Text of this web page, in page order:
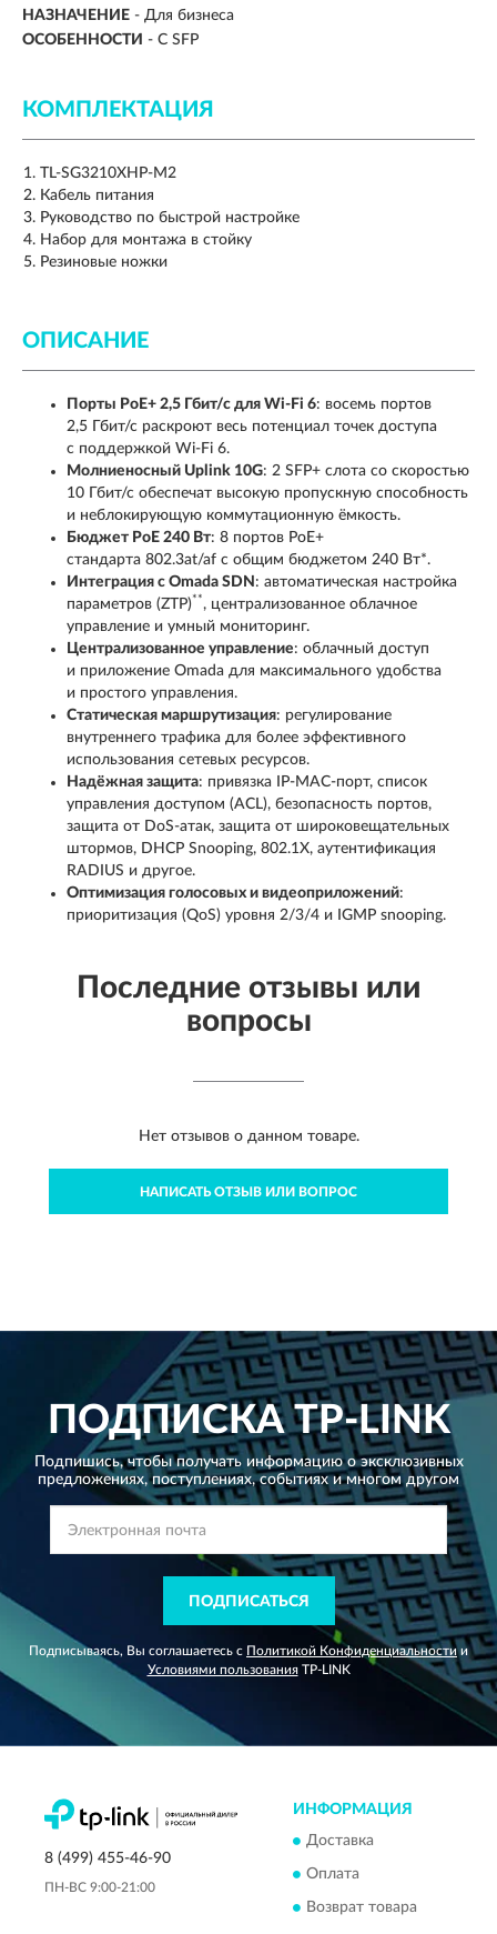
НАЗНАЧЕНИЕ - Для бизнеса
ОСОБЕННОСТИ - С SFP
КОМПЛЕКТАЦИЯ
TL-SG3210XHP-M2
Кабель питания
Руководство по быстрой настройке
Набор для монтажа в стойку
Резиновые ножки
ОПИСАНИЕ
Порты PoE+ 2,5 Гбит/с для Wi-Fi 6: восемь портов
2,5 Гбит/с раскроют весь потенциал точек доступа
с поддержкой Wi-Fi 6.
Молниеносный Uplink 10G: 2 SFP+ слота со скоростью
10 Гбит/с обеспечат высокую пропускную способность
и неблокирующую коммутационную ёмкость.
Бюджет PoE 240 Вт: 8 портов PoE+
стандарта 802.3at/af с общим бюджетом 240 Вт*.
Интеграция с Omada SDN : автоматическая настройка
параметров (ZTP)**, централизованное облачное
управление и умный мониторинг.
Централизованное управление: облачный доступ
и приложение Omada для максимального удобства
и простого управления.
Статическая маршрутизация: регулирование
внутреннего трафика для более эффективного
использования сетевых ресурсов.
Надёжная защита: привязка IP-MAC-порт, список
управления доступом (ACL), безопасность портов,
защита от DoS-атак, защита от широковещательных
штормов, DHCP Snooping, 802.1X, аутентификация
RADIUS и другое.
Оптимизация голосовых и видеоприложений:
приоритизация (QoS) уровня 2/3/4 и IGMP snooping.
Последние отзывы или
вопросы
Нет отзывов о данном товаре.
НАПИСАТЬ ОТЗЫВ ИЛИ ВОПРОС
ПОДПИСКАTP-LINK
Подпишись, чтобы получать информацию о эксклюзивных
предложениях,поступлениях, событиях и многом другом
ПОДПИСАТЬСЯ
Подписываясь, Вы соглашаетесь с Политикой Конфиденциальности и
Условиями пользованияTP-LINK
8 (499) 455-46-90
ПН-ВС 9:00-21:00
ИНФОРМАЦИЯ
Доставка
Оплата
Возврат товара